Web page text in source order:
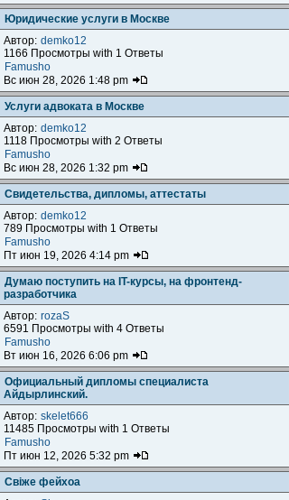
Юридические услуги в Москве
Автор: demko12
1166 Просмотры with 1 Ответы
Famusho
Вс июн 28, 2026 1:48 pm
Услуги адвоката в Москве
Автор: demko12
1118 Просмотры with 2 Ответы
Famusho
Вс июн 28, 2026 1:32 pm
Свидетельства, дипломы, аттестаты
Автор: demko12
789 Просмотры with 1 Ответы
Famusho
Пт июн 19, 2026 4:14 pm
Думаю поступить на IT-курсы, на фронтенд-
разработчика
Автор: rozaS
6591 Просмотры with 4 Ответы
Famusho
Вт июн 16, 2026 6:06 pm
Официальный дипломы специалиста
Айдырлинский.
Автор: skelet666
11485 Просмотры with 1 Ответы
Famusho
Пт июн 12, 2026 5:32 pm
Свіже фейхоа